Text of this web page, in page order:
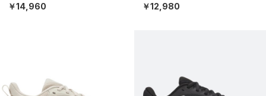
￥14,960 ￥12,980